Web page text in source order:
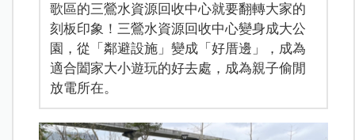
歌區的三鶯水資源回收中心就要翻轉大家的
刻板印象！三鶯水資源回收中心變身成大公
園，從「鄰避設施」變成「好厝邊」，成為
適合闔家大小遊玩的好去處，成為親子偷閒
放電所在。